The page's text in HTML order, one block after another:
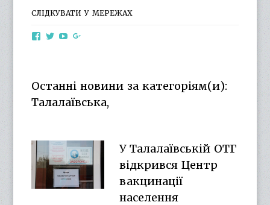
СЛІДКУВАТИ У МЕРЕЖАХ
ViewViewView
YouTube
Останні новини за категоріям(и):
Талалаївська,
У Талалаївській ОТГ
відкрився Центр
вакцинації
населення